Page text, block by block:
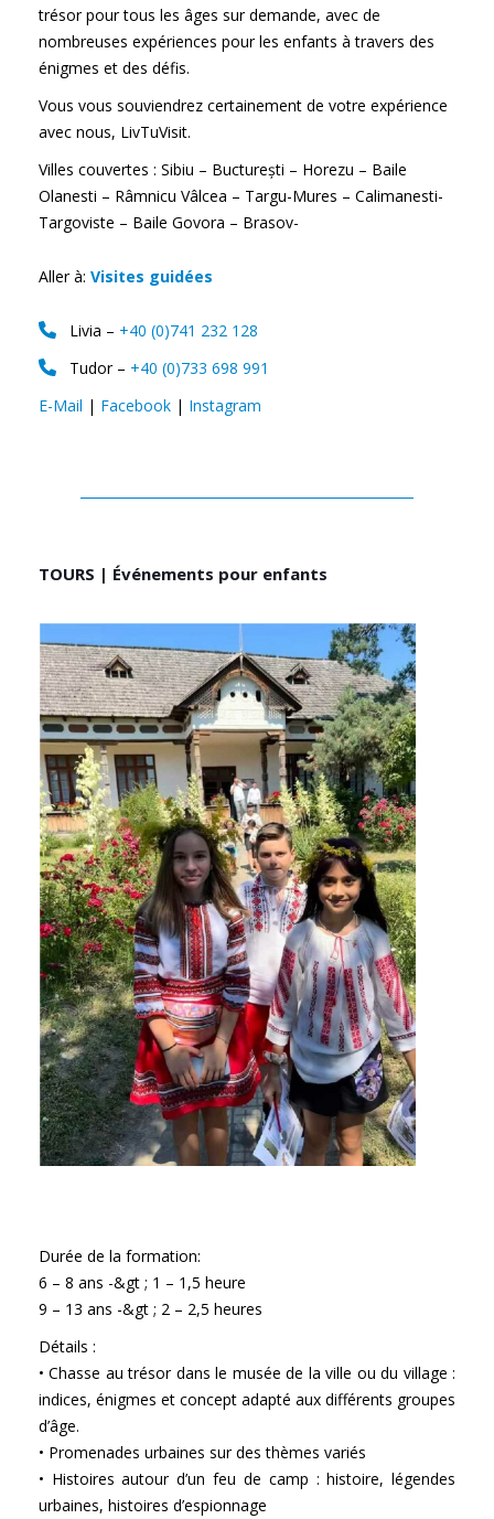
trésor pour tous les âges sur demande, avec de
nombreuses expériences pour les enfants à travers des
énigmes et des défis.
Vous vous souviendrez certainement de votre expérience
avec nous, LivTuVisit.
Villes couvertes : Sibiu – Bucturești – Horezu – Baile
Olanesti – Râmnicu Vâlcea – Targu-Mures – Calimanesti-
Targoviste – Baile Govora – Brasov-
Aller à: Visites guidées
Livia – +40 (0)741 232 128
Tudor – +40 (0)733 698 991
E-Mail | Facebook| Instagram
TOURS | Événements pour enfants
Durée de la formation:
6 – 8 ans -&gt ; 1 – 1,5 heure
9 – 13 ans -&gt ; 2 – 2,5 heures
Détails :
• Chasse au trésor dans le musée de la ville ou du village :
indices, énigmes et concept adapté aux différents groupes
d’âge.
• Promenades urbaines sur des thèmes variés
• Histoires autour d’un feu de camp : histoire, légendes
urbaines, histoires d’espionnage